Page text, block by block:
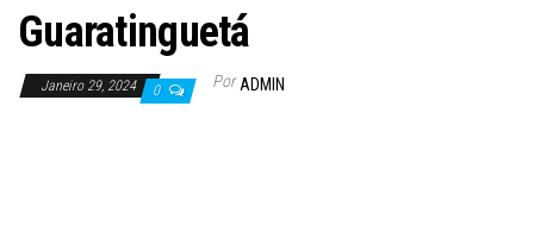
Guaratinguetá
Janeiro 29, 2024 0 Por ADMIN